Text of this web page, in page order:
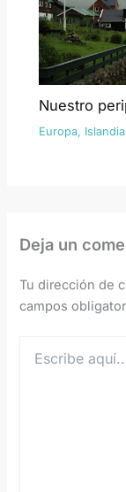
Nuestro
Europa, Islandia
Deja un
Tu dirección de
campos
aquí...